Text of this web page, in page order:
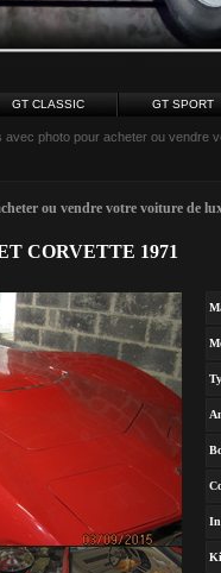
GT CLASSIC GT SPORT
avec photo pour acheter ou vendre
ou vendre votre voiture de
CORVETTE 1971